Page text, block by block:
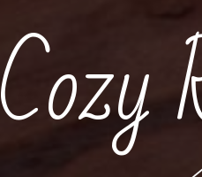
Cozy